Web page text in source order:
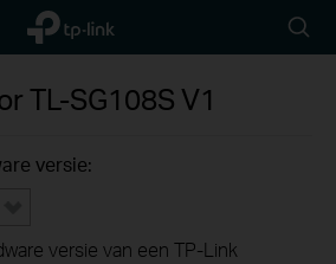
TP-Link,
Reliably
icon
TL-SG108S V1
versie:
versie van een TP-Link